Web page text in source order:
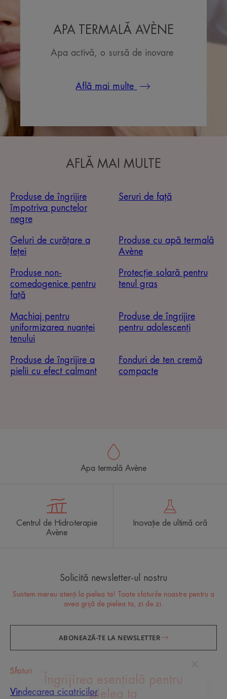
APA TERMALĂ AVÈNE
Apa activă, o sursă de inovare
Află mai multe
AFLĂ MAI MULTE
Produse de îngrijire
împotriva punctelor
negre
Seruri de față
Geluri de curățare a
feței
Produse cu apă termală
Avène
Produse non-
comedogenice pentru
față
Protecție solară pentru
tenul gras
Machiaj pentru
uniformizarea nuanței
tenului
Produse de îngrijire
pentru adolescenți
Produse de îngrijire a
pielii cu efect calmant
Fonduri de ten cremă
compacte
Apa termală Avène
Centrul de Hidroterapie
Avène
Inovație de ultimă oră
Solicită newsletter-ul nostru
Suntem mereu atenți la pielea ta! Toate sfaturile noastre pentru a
avea grijă de pielea ta, zi de zi.
ABONEAZĂ-TE LA NEWSLETTER
Sfaturi
Vindecarea cicatricilor